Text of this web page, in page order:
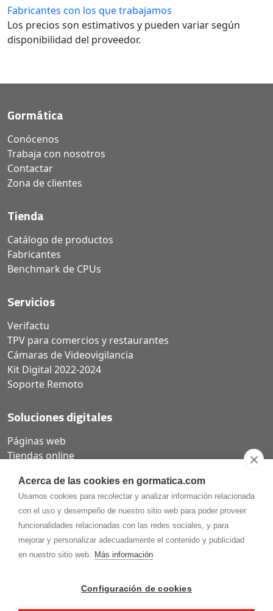
Acerca de las cookies en gormatica.com
Usamos cookies para recolectar y analizar información relacionada
con el uso y desempeño de nuestro sitio web para poder proveer
funcionalidades relacionadas con las redes sociales, y para
mejorar y personalizar adecuadamente el contenido y publicidad
en nuestro sitio web. Más información
Configuración de cookies
Fabricantes con los que trabajamos
Los precios son estimativos y pueden variar según
disponibilidad del proveedor.
Gormática
Conócenos
Trabaja con nosotros
Contactar
Zona de clientes
Tienda
Catálogo de productos
Fabricantes
Benchmark de CPUs
Servicios
Verifactu
TPV para comercios y restaurantes
Cámaras de Videovigilancia
Kit Digital 2022-2024
Soporte Remoto
Soluciones digitales
Páginas web
Tiendas online
975.368.262
Aviso Legal Política de privacidad
Gormaz Informática S.L.C/ Soria, 2 - El Burgo de Osma (Soria)
¡Síguenos en nuestras redes!